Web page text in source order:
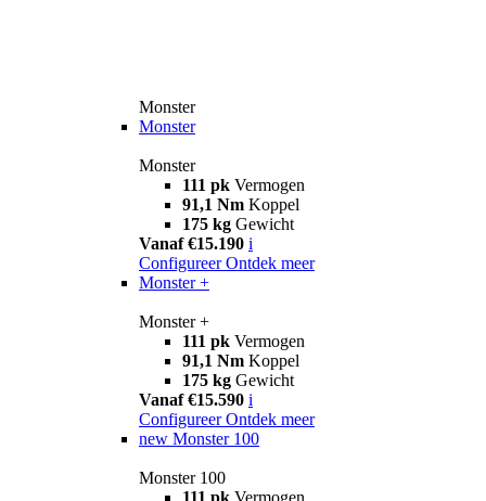
Monster
Monster
Monster
111 pk Vermogen
91,1 Nm Koppel
175 kg Gewicht
Vanaf €15.190 i
Configureer Ontdek meer
Monster +
Monster +
111 pk Vermogen
91,1 Nm Koppel
175 kg Gewicht
Vanaf €15.590 i
Configureer Ontdek meer
new Monster 100
Monster 100
111 pk Vermogen